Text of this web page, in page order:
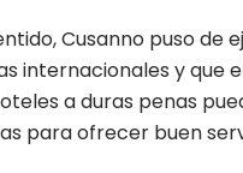
Cusanno puso de
internacionales y que
a duras penas
para ofrecer buen